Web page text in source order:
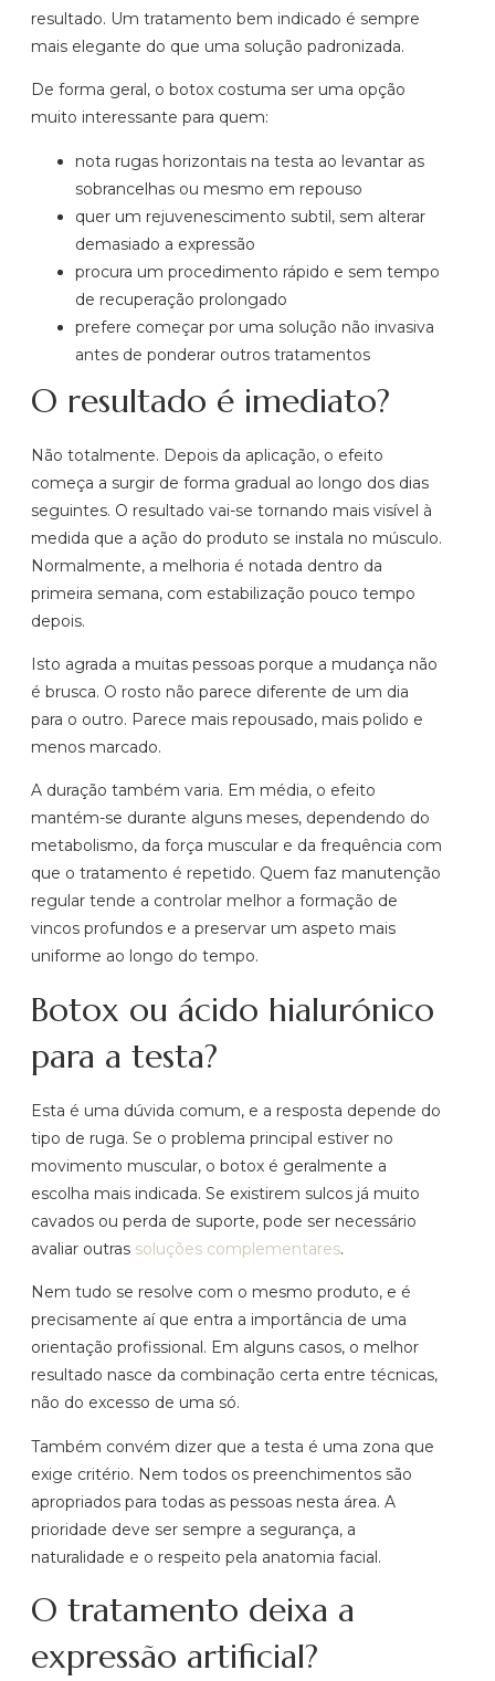
resultado. Um tratamento bem indicado é sempre
mais elegante do que uma solução padronizada.
De forma geral, o botox costuma ser uma opção
muito interessante para quem:
nota rugas horizontais na testa ao levantar as
sobrancelhas ou mesmo em repouso
quer um rejuvenescimento subtil, sem alterar
demasiado a expressão
procura um procedimento rápido e sem tempo
de recuperação prolongado
prefere começar por uma solução não invasiva
antes de ponderar outros tratamentos
O resultado é imediato?
Não totalmente. Depois da aplicação, o efeito
começa a surgir de forma gradual ao longo dos dias
seguintes. O resultado vai-se tornando mais visível à
medida que a ação do produto se instala no músculo.
Normalmente, a melhoria é notada dentro da
primeira semana, com estabilização pouco tempo
depois.
Isto agrada a muitas pessoas porque a mudança não
é brusca. O rosto não parece diferente de um dia
para o outro. Parece mais repousado, mais polido e
menos marcado.
A duração também varia. Em média, o efeito
mantém-se durante alguns meses, dependendo do
metabolismo, da força muscular e da frequência com
que o tratamento é repetido. Quem faz manutenção
regular tende a controlar melhor a formação de
vincos profundos e a preservar um aspeto mais
uniforme ao longo do tempo.
Botox ou ácido hialurónico
para a testa?
Esta é uma dúvida comum, e a resposta depende do
tipo de ruga. Se o problema principal estiver no
movimento muscular, o botox é geralmente a
escolha mais indicada. Se existirem sulcos já muito
cavados ou perda de suporte, pode ser necessário
avaliar outras soluções complementares.
Nem tudo se resolve com o mesmo produto, e é
precisamente aí que entra a importância de uma
orientação profissional. Em alguns casos, o melhor
resultado nasce da combinação certa entre técnicas,
não do excesso de uma só.
Também convém dizer que a testa é uma zona que
exige critério. Nem todos os preenchimentos são
apropriados para todas as pessoas nesta área. A
prioridade deve ser sempre a segurança, a
naturalidade e o respeito pela anatomia facial.
O tratamento deixa a
expressão artificial?